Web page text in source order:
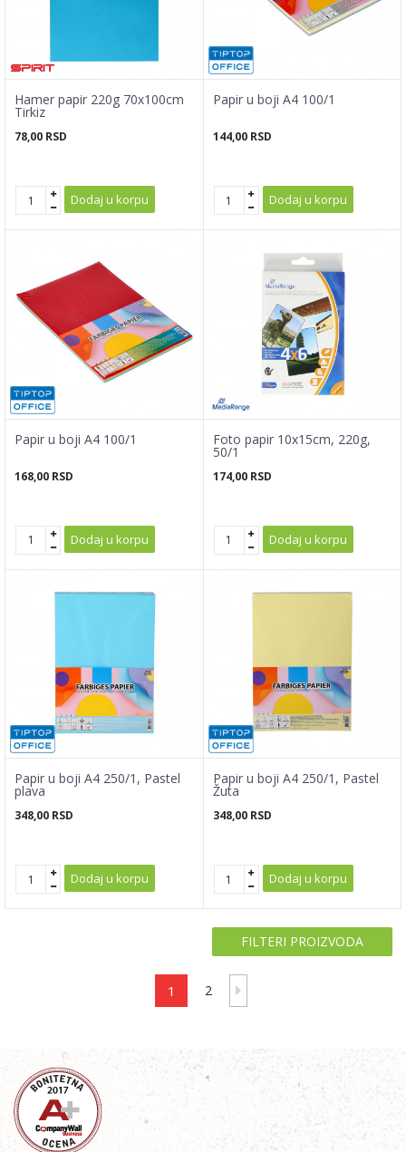
Hamer papir 220g 70x100cm
Tirkiz
78,00 RSD
Dodaj u korpu
Papir u boji A4 100/1
144,00 RSD
Dodaj u korpu
Papir u boji A4 100/1
168,00 RSD
Dodaj u korpu
Foto papir 10x15cm, 220g,
50/1
174,00 RSD
Dodaj u korpu
Papir u boji A4 250/1, Pastel
plava
348,00 RSD
Dodaj u korpu
Papir u boji A4 250/1, Pastel
Žuta
348,00 RSD
Dodaj u korpu
FILTERI PROIZVODA
1 2